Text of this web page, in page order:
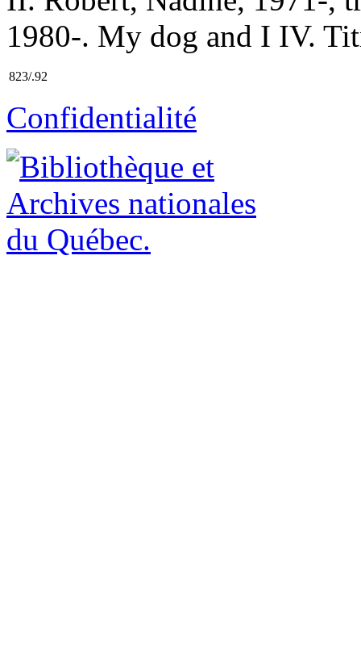
1980-. My dog and I IV.
823/.92
Confidentialité